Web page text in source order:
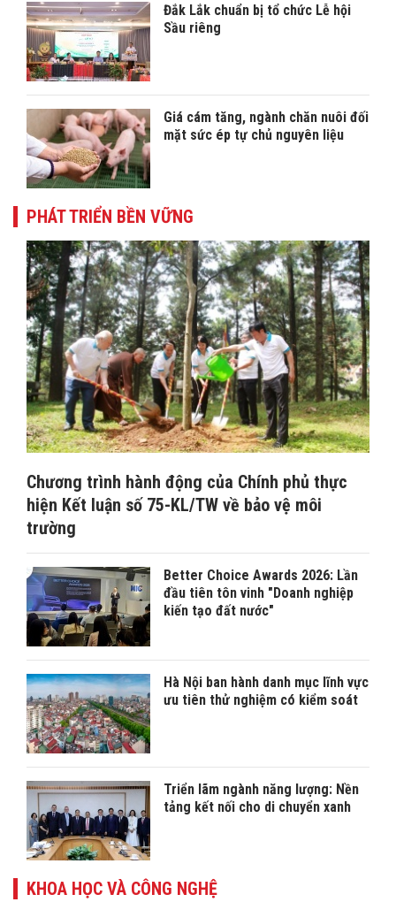
Đắk Lắk chuẩn bị tổ chức Lễ hội
Sầu riêng
Giá cám tăng, ngành chăn nuôi đối
mặt sức ép tự chủ nguyên liệu
PHÁT TRIỂN BỀN VỮNG
Chương trình hành động của Chính phủ thực
hiện Kết luận số 75-KL/TW về bảo vệ môi
trường
Better Choice Awards 2026: Lần
đầu tiên tôn vinh "Doanh nghiệp
kiến tạo đất nước"
Hà Nội ban hành danh mục lĩnh vực
ưu tiên thử nghiệm có kiểm soát
Triển lãm ngành năng lượng: Nền
tảng kết nối cho di chuyển xanh
KHOA HỌC VÀ CÔNG NGHỆ